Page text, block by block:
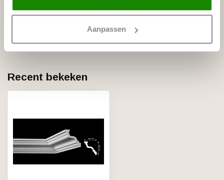
Aanpassen
HOMESTAR
Homestar JO (45 x 45 mm), lengte
Op voorraad
Recent bekeken